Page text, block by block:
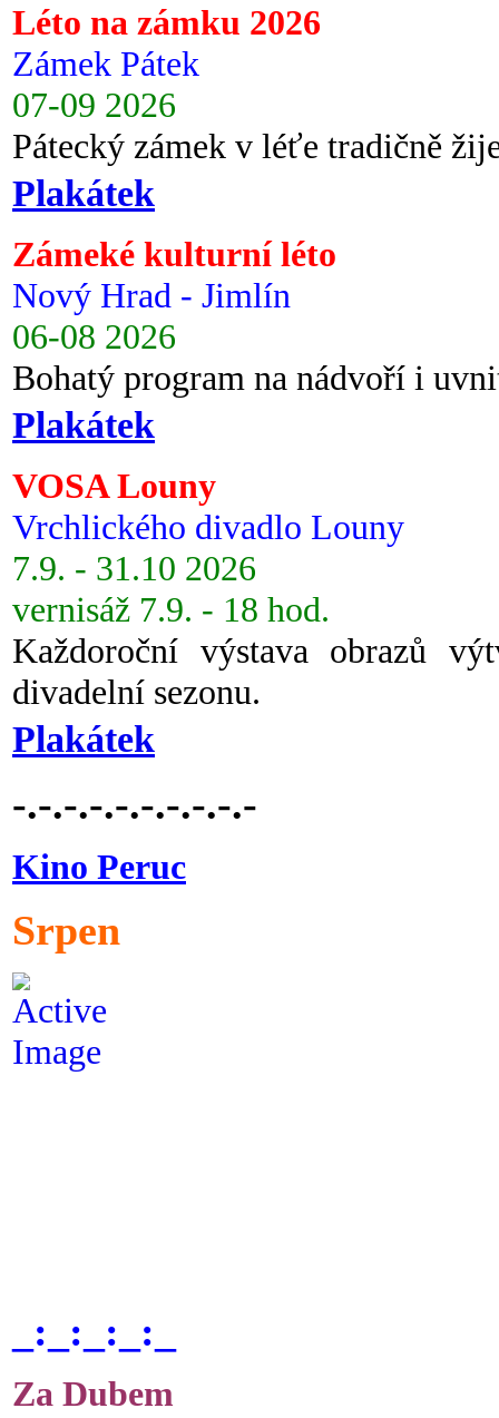
Léto na zámku 2026
Zámek Pátek
07-09 2026
Pátecký zámek v léťe tradičně
Plakátek
Zámeké kulturní léto
Nový Hrad - Jimlín
06-08 2026
Bohatý program na nádvoří i
Plakátek
VOSA Louny
Vrchlického divadlo Louny
7.9. - 31.10 2026
vernisáž 7.9. - 18 hod.
Každoroční výstava obrazů
divadelní sezonu.
Plakátek
-.-.-.-.-.-.-.-.-.-
Kino Peruc
Srpen
_:_:_:_:_
Za Dubem